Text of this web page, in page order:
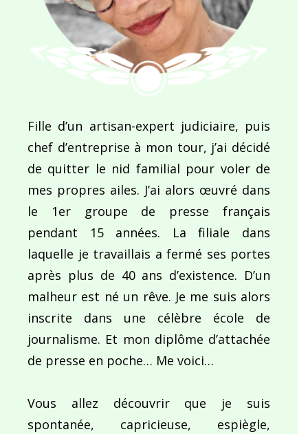
Fille d’un artisan-expert judiciaire, puis
chef d’entreprise à mon tour, j’ai décidé
de quitter le nid familial pour voler de
mes propres ailes. J’ai alors œuvré dans
le 1er groupe de presse français
pendant 15 années. La filiale dans
laquelle je travaillais a fermé ses portes
après plus de 40 ans d’existence. D’un
malheur est né un rêve. Je me suis alors
inscrite dans une célèbre école de
journalisme. Et mon diplôme d’attachée
de presse en poche… Me voici…
Vous allez découvrir que je suis
spontanée, capricieuse, espiègle,